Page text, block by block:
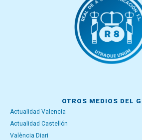
OTROS MEDIOS DEL
Actualidad Valencia
Actualidad Castellón
València Diari